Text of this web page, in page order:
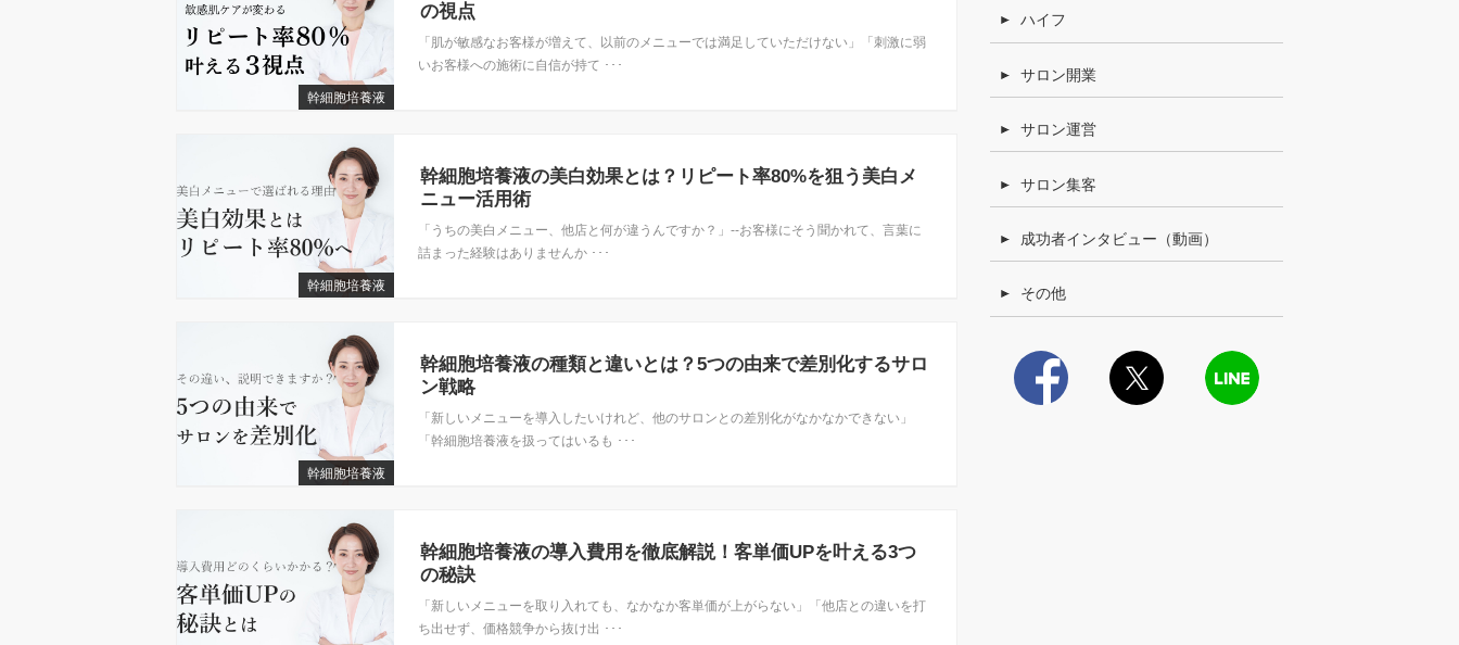
幹細胞培養液
の視点
「肌が敏感なお客様が増えて、以前のメニューでは満足していただけない」「刺激に弱
いお客様への施術に自信が持て ･･･
幹細胞培養液
幹細胞培養液の美白効果とは？リピート率80%を狙う美白メ
ニュー活用術
「うちの美白メニュー、他店と何が違うんですか？」--お客様にそう聞かれて、言葉に
詰まった経験はありませんか ･･･
幹細胞培養液
幹細胞培養液の種類と違いとは？5つの由来で差別化するサロ
ン戦略
「新しいメニューを導入したいけれど、他のサロンとの差別化がなかなかできない」
「幹細胞培養液を扱ってはいるも ･･･
幹細胞培養液の導入費用を徹底解説！客単価UPを叶える3つ
の秘訣
「新しいメニューを取り入れても、なかなか客単価が上がらない」「他店との違いを打
ち出せず、価格競争から抜け出 ･･･
ハイフ
サロン開業
サロン運営
サロン集客
成功者インタビュー（動画）
その他
Facebook